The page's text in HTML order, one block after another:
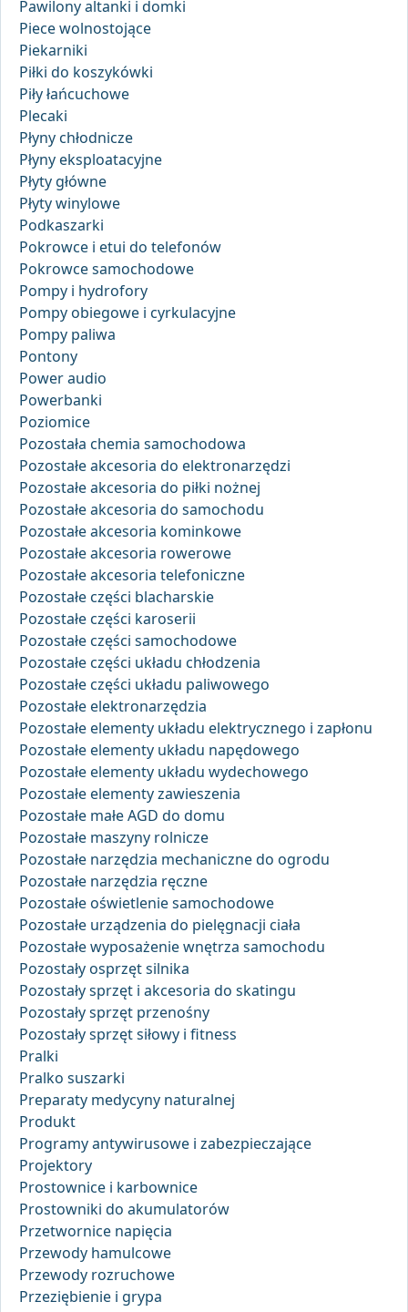
Pawilony altanki i domki
Piece wolnostojące
Piekarniki
Piłki do koszykówki
Piły łańcuchowe
Plecaki
Płyny chłodnicze
Płyny eksploatacyjne
Płyty główne
Płyty winylowe
Podkaszarki
Pokrowce i etui do telefonów
Pokrowce samochodowe
Pompy i hydrofory
Pompy obiegowe i cyrkulacyjne
Pompy paliwa
Pontony
Power audio
Powerbanki
Poziomice
Pozostała chemia samochodowa
Pozostałe akcesoria do elektronarzędzi
Pozostałe akcesoria do piłki nożnej
Pozostałe akcesoria do samochodu
Pozostałe akcesoria kominkowe
Pozostałe akcesoria rowerowe
Pozostałe akcesoria telefoniczne
Pozostałe części blacharskie
Pozostałe części karoserii
Pozostałe części samochodowe
Pozostałe części układu chłodzenia
Pozostałe części układu paliwowego
Pozostałe elektronarzędzia
Pozostałe elementy układu elektrycznego i zapłonu
Pozostałe elementy układu napędowego
Pozostałe elementy układu wydechowego
Pozostałe elementy zawieszenia
Pozostałe małe AGD do domu
Pozostałe maszyny rolnicze
Pozostałe narzędzia mechaniczne do ogrodu
Pozostałe narzędzia ręczne
Pozostałe oświetlenie samochodowe
Pozostałe urządzenia do pielęgnacji ciała
Pozostałe wyposażenie wnętrza samochodu
Pozostały osprzęt silnika
Pozostały sprzęt i akcesoria do skatingu
Pozostały sprzęt przenośny
Pozostały sprzęt siłowy i fitness
Pralki
Pralko suszarki
Preparaty medycyny naturalnej
Produkt
Programy antywirusowe i zabezpieczające
Projektory
Prostownice i karbownice
Prostowniki do akumulatorów
Przetwornice napięcia
Przewody hamulcowe
Przewody rozruchowe
Przeziębienie i grypa